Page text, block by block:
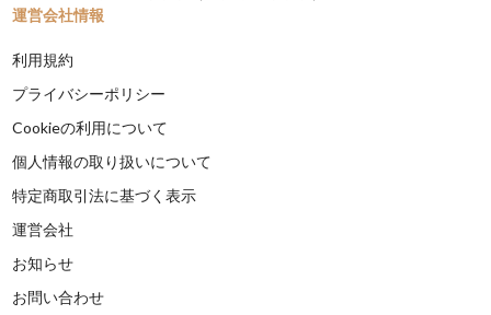
運営会社情報
利用規約
プライバシーポリシー
Cookieの利用について
個人情報の取り扱いについて
特定商取引法に基づく表示
運営会社
お知らせ
お問い合わせ